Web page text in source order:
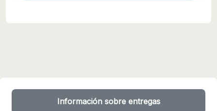
Información sobre entregas